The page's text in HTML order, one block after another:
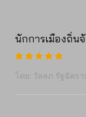
นักการเมืองถิ่น
โดย: วัลลภ รัฐฉัตร